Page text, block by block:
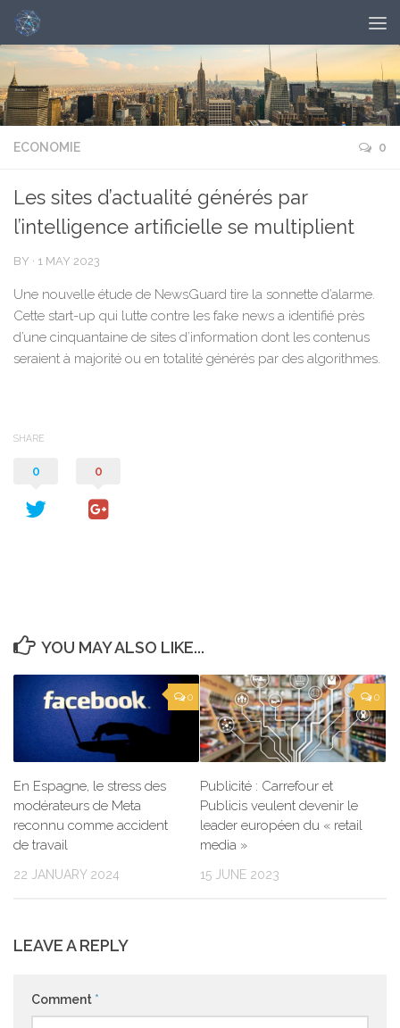
ECONOMIE 0
Les sites d’actualité générés par
l’intelligence artificielle se multiplient
BY · 1 MAY 2023
Une nouvelle étude de NewsGuard tire la sonnette d’alarme.
Cette start-up qui lutte contre les fake news a identifié près
d’une cinquantaine de sites d’information dont les contenus
seraient à majorité ou en totalité générés par des algorithmes.
SHARE
0 0
YOU MAY ALSO LIKE...
0
En Espagne, le stress des
modérateurs de Meta
reconnu comme accident
de travail
22 JANUARY 2024
0
Publicité : Carrefour et
Publicis veulent devenir le
leader européen du « retail
media »
15 JUNE 2023
LEAVE A REPLY
Comment *